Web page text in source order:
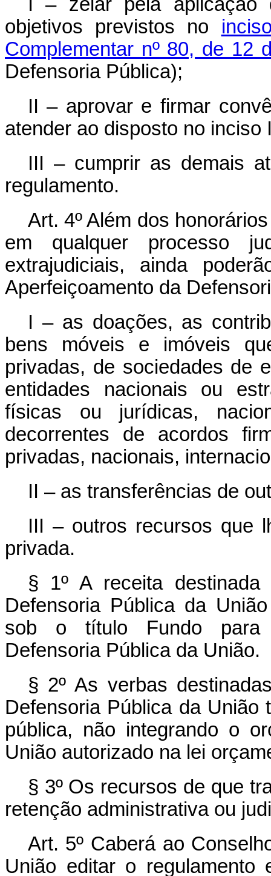
objetivos previstos no
Complementar nº 80, de 12
Defensoria Pública);
II – aprovar e firmar
atender ao disposto no
III – cumprir as demais
regulamento.
Art. 4º Além dos
em qualquer processo
extrajudiciais, ainda
Aperfeiçoamento da
I – as doações, as
bens móveis e imóveis
privadas, de sociedades de
entidades nacionais ou
físicas ou jurídicas,
decorrentes de acordos
privadas, nacionais,
II – as transferências de
III – outros recursos que
privada.
§ 1º A receita
Defensoria Pública da
sob o título Fundo para
Defensoria Pública da União.
§ 2º As verbas
Defensoria Pública da União
pública, não integrando o
União autorizado na lei
§ 3º Os recursos de que
retenção administrativa ou
Art. 5º Caberá ao
União editar o regulamento